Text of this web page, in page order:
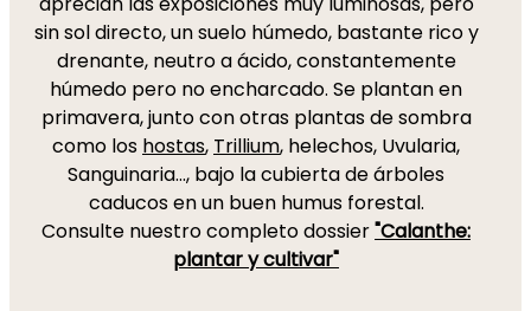
sin sol directo, un suelo húmedo, bastante rico y
drenante, neutro a ácido, constantemente
húmedo pero no encharcado. Se plantan en
primavera, junto con otras plantas de sombra
como los hostas, Trillium, helechos, Uvularia,
Sanguinaria..., bajo la cubierta de árboles
caducos en un buen humus forestal.
Consulte nuestro completo dossier"Calanthe:
plantar y cultivar"